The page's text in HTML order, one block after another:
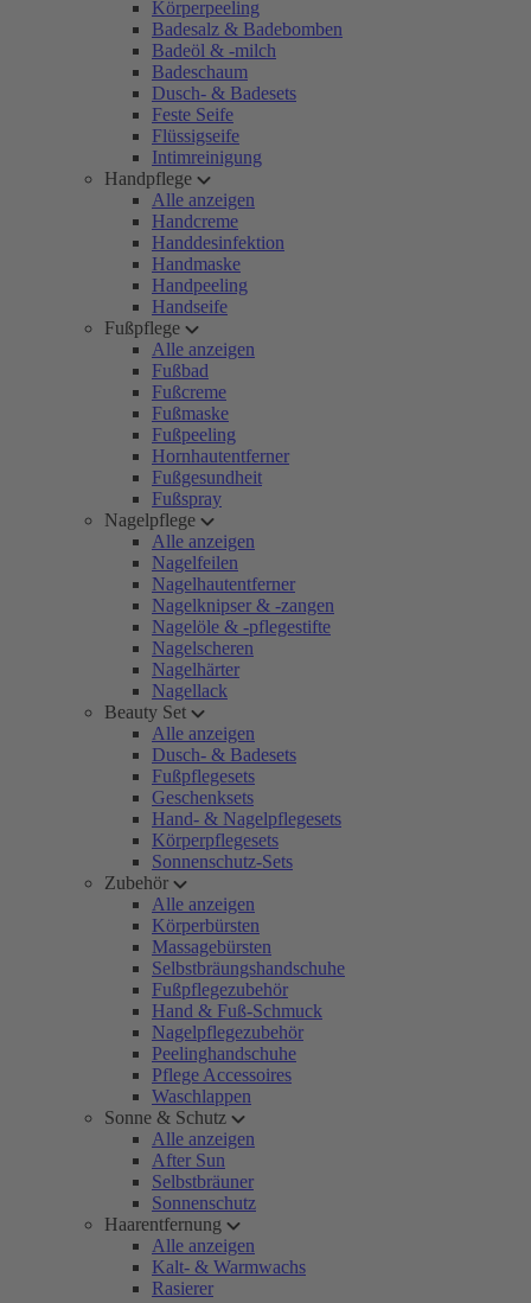
Körperpeeling
Badesalz & Badebomben
Badeöl & -milch
Badeschaum
Dusch- & Badesets
Feste Seife
Flüssigseife
Intimreinigung
Handpflege
Alle anzeigen
Handcreme
Handdesinfektion
Handmaske
Handpeeling
Handseife
Fußpflege
Alle anzeigen
Fußbad
Fußcreme
Fußmaske
Fußpeeling
Hornhautentferner
Fußgesundheit
Fußspray
Nagelpflege
Alle anzeigen
Nagelfeilen
Nagelhautentferner
Nagelknipser & -zangen
Nagelöle & -pflegestifte
Nagelscheren
Nagelhärter
Nagellack
Beauty Set
Alle anzeigen
Dusch- & Badesets
Fußpflegesets
Geschenksets
Hand- & Nagelpflegesets
Körperpflegesets
Sonnenschutz-Sets
Zubehör
Alle anzeigen
Körperbürsten
Massagebürsten
Selbstbräungshandschuhe
Fußpflegezubehör
Hand & Fuß-Schmuck
Nagelpflegezubehör
Peelinghandschuhe
Pflege Accessoires
Waschlappen
Sonne & Schutz
Alle anzeigen
After Sun
Selbstbräuner
Sonnenschutz
Haarentfernung
Alle anzeigen
Kalt- & Warmwachs
Rasierer